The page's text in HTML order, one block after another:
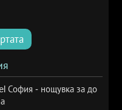
София - нощувка за до